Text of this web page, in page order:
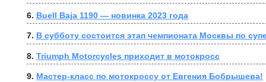
6. Buell Baja 1190 — новинка 2023 года
7. В субботу состоится этап чемпионата Москвы по
8. Triumph Motorcycles приходит в мотокросс
9. Мастер-класс по мотокроссу от Евгения Бобрышева!